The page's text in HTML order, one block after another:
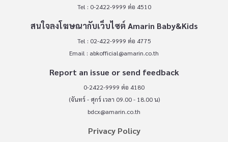
Tel : 0-2422-9999 ต่อ 4510
สนใจลงโฆษณากับเว็บไซต์ Amarin Baby&Kids
Tel : 02-422-9999 ต่อ 4775
Email : abkofficial@amarin.co.th
Report an issue or send feedback
0-2422-9999 ต่อ 4180
(จันทร์ - ศุกร์ เวลา 09.00 - 18.00 น)
bdcx@amarin.co.th
Privacy Policy